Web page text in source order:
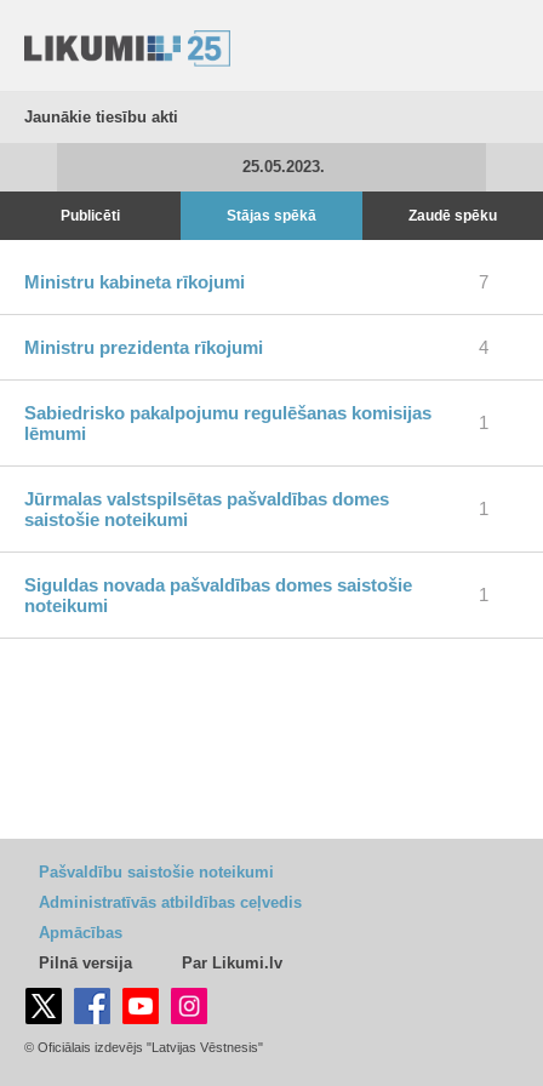
Jaunākie tiesību akti
25.05.2023.
Publicēti Stājas spēkā Zaudē spēku
Ministru kabineta rīkojumi 7
Ministru prezidenta rīkojumi 4
Sabiedrisko pakalpojumu regulēšanas komisijas
lēmumi
1
Jūrmalas valstspilsētas pašvaldības domes
saistošie noteikumi
1
Siguldas novada pašvaldības domes saistošie
noteikumi
1
Pašvaldību saistošie noteikumi
Administratīvās atbildības ceļvedis
Apmācības
Pilnā versija
Par Likumi.lv
© Oficiālais izdevējs "Latvijas Vēstnesis"